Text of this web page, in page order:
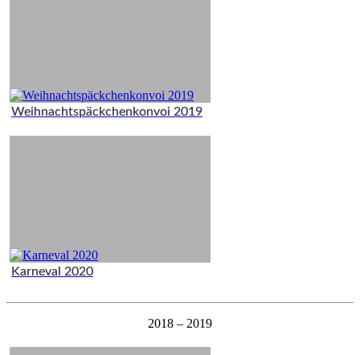
Weihnachtspäckchenkonvoi 2019
Karneval 2020
2018 – 2019